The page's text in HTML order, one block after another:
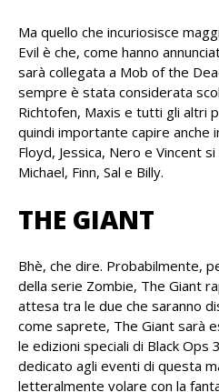
Ma quello che incuriosisce
Evil è che, come hanno
sarà collegata a Mob of the
sempre è stata considerata
Richtofen, Maxis e tutti gli altri
quindi importante capire anche
Floyd, Jessica, Nero e Vincent
Michael, Finn, Sal e Billy.
THE GIANT
Bhè, che dire. Probabilmente,
della serie Zombie, The Giant
attesa tra le due che saranno
come saprete, The Giant sarà
le edizioni speciali di Black
dedicato agli eventi di questa
letteralmente volare con la